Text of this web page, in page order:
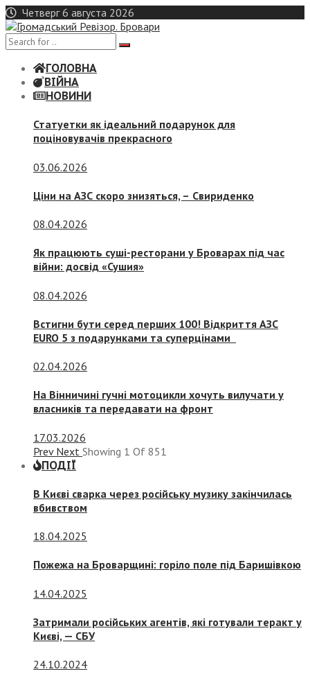
Skip
to
content
Четверг 6 августа 2026
ГОЛОВНА
ВІЙНА
НОВИНИ
Статуетки як ідеальний подарунок для
поціновувачів прекрасного
03.06.2026
Ціни на АЗС скоро знизяться, – Свириденко
08.04.2026
Як працюють суші-ресторани у Броварах під час
війни: досвід «Сушия»
08.04.2026
Встигни бути серед перших 100! Відкриття АЗС
EURO 5 з подарунками та суперцінами
02.04.2026
На Вінничині гучні мотоцикли хочуть вилучати у
власників та передавати на фронт
17.03.2026
Prev Next Showing 1 Of 851
ПОДІЇ
В Києві сварка через російську музику закінчилась
вбивством
18.04.2025
Пожежа на Броварщині: горіло поле під Баришівкою
14.04.2025
Затримали російських агентів, які готували теракт у
Києві, — СБУ
24.10.2024